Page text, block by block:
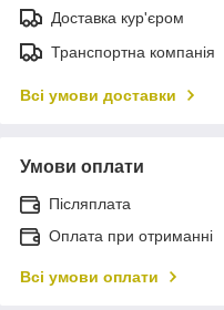
Доставка кур'єром
Транспортна компанія
Всі умови доставки
Умови оплати
Післяплата
Оплата при отриманні
Всі умови оплати